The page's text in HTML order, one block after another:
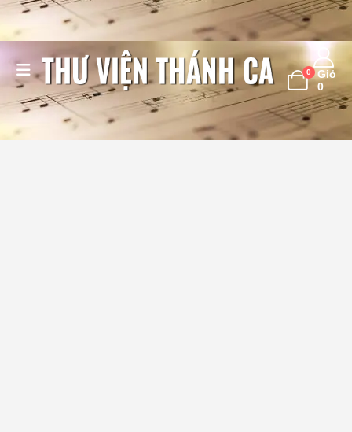
0
Giỏ
0